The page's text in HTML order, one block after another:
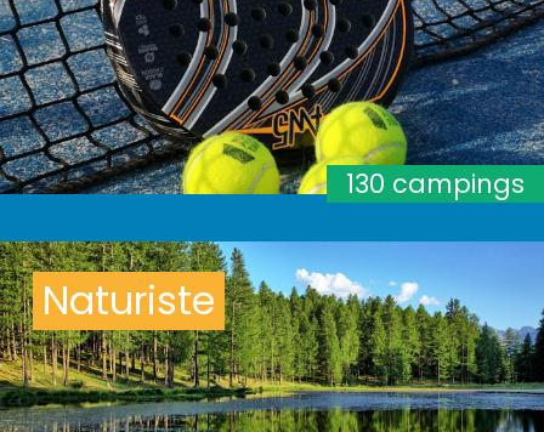
130 campings
Naturiste